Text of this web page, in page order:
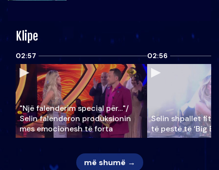
Klipe
02:57
"Një falenderim special për…"/
Selin falënderon produksionin
mes emocionesh të forta
02:56
Selin shpallet
të pestë të ‘Big
më shumë →